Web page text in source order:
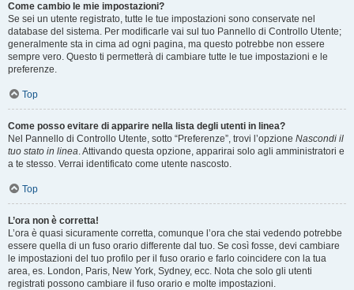
Come cambio le mie impostazioni?
Se sei un utente registrato, tutte le tue impostazioni sono conservate nel
database del sistema. Per modificarle vai sul tuo Pannello di Controllo Utente;
generalmente sta in cima ad ogni pagina, ma questo potrebbe non essere
sempre vero. Questo ti permetterà di cambiare tutte le tue impostazioni e le
preferenze.
Top
Come posso evitare di apparire nella lista degli utenti in linea?
Nel Pannello di Controllo Utente, sotto “Preferenze”, trovi l’opzione Nascondi il
tuo stato in linea. Attivando questa opzione, apparirai solo agli amministratori e
a te stesso. Verrai identificato come utente nascosto.
Top
L’ora non è corretta!
L’ora è quasi sicuramente corretta, comunque l’ora che stai vedendo potrebbe
essere quella di un fuso orario differente dal tuo. Se così fosse, devi cambiare
le impostazioni del tuo profilo per il fuso orario e farlo coincidere con la tua
area, es. London, Paris, New York, Sydney, ecc. Nota che solo gli utenti
registrati possono cambiare il fuso orario e molte impostazioni.